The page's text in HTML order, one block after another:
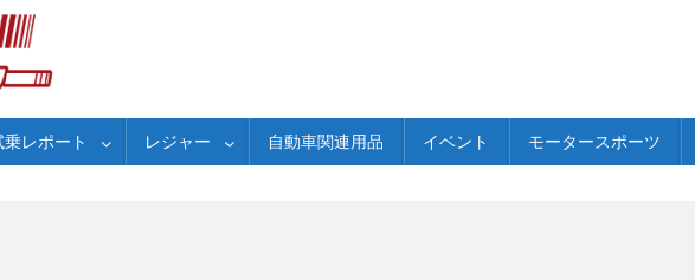
乗レポート レジャー 自動車関連用品 イベント モータースポーツ